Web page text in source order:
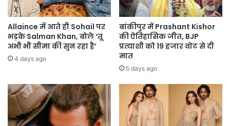
Allaince में आते ही Sohail पर
भड़के Salman Khan, बोले ‘तू
अभी भी सीमा की सुन रहा है’
4 days ago
बांकीपुर में Prashant Kishor
की ऐतिहासिक जीत, BJP
प्रत्याशी को 19 हजार वोट से दी
मात
5 days ago